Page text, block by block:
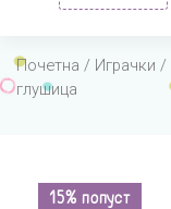
Почетна / Играчки /
глушица
15% попуст